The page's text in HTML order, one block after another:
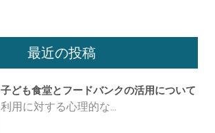
最近の投稿
子ども食堂とフードバンクの活用について
利用に対する心理的な...